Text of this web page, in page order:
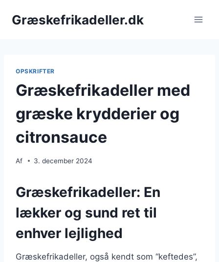
Græskefrikadeller.dk
OPSKRIFTER
Græskefrikadeller med
græske krydderier og
citronsauce
Af 3. december 2024
Græskefrikadeller: En
lækker og sund ret til
enhver lejlighed
Græskefrikadeller, også kendt som “keftedes”,